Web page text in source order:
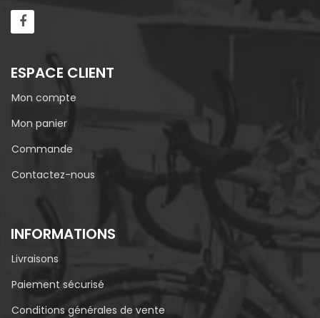
ESPACE CLIENT
Mon compte
Mon panier
Commande
Contactez-nous
INFORMATIONS
Livraisons
Paiement sécurisé
Conditions générales de vente